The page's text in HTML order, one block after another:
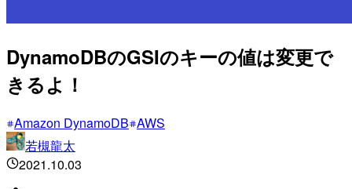
DynamoDBのGSIのキーの値は変更で
きるよ！
Amazon DynamoDB AWS
若槻龍太
2021.10.03